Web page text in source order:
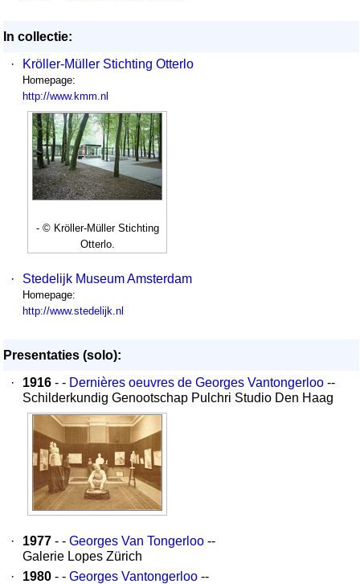
In collectie:
·
Kröller-Müller Stichting Otterlo
Homepage:
http://www.kmm.nl
- © Kröller-Müller Stichting
Otterlo.
· Stedelijk Museum Amsterdam
Homepage:
http://www.stedelijk.nl
Presentaties (solo):
·
1916 - - Dernières oeuvres de Georges Vantongerloo --
Schilderkundig Genootschap Pulchri Studio Den Haag
· 1977 - - Georges Van Tongerloo --
Galerie Lopes Zürich
·
1980 - - Georges Vantongerloo --